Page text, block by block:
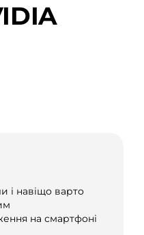
і навіщо варто
на смартфоні